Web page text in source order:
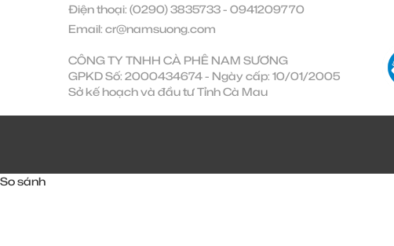
Điện thoại: (0290) 3835733- 0941209770
Email: cr@namsuong.com
CÔNG TY TNHH CÀ PHÊ NAM SƯƠNG
GPKD Số: 2000434674 - Ngày cấp: 10/01/2005
Sở kế hoạch và đầu tư Tỉnh Cà Mau
So sánh